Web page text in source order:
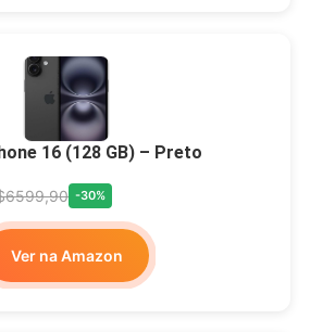
16 (128 GB) – Preto
-30%
Ver na Amazon